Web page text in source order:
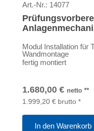
Art.-Nr.: 14077
Modul Installation für
Wandmontage
fertig montiert
1.680,00 € netto **
1.999,20 € brutto *
In den Warenkorb